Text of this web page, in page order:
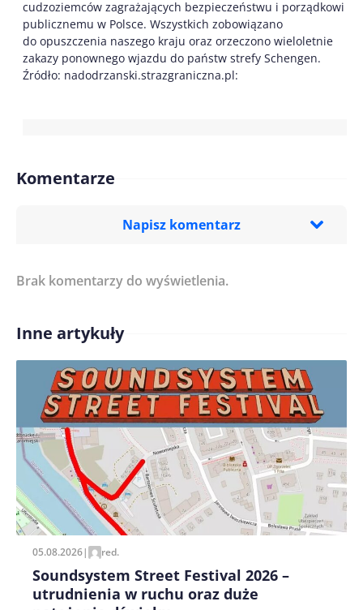
cudzoziemców zagrażających bezpieczeństwu i porządkowi
publicznemu w Polsce. Wszystkich zobowiązano
do opuszczenia naszego kraju oraz orzeczono wieloletnie
zakazy ponownego wjazdu do państw strefy Schengen.
Źródło: nadodrzanski.strazgraniczna.pl:
Komentarze
Napisz komentarz
Treść komentarza*
Imię/ Nick*
Zapamiętaj moje dane w tej przeglądarce podczas
pisania kolejnych komentarzy.
Brak komentarzy do wyświetlenia.
Inne artykuły
05.08.2026| red.
Soundsystem Street Festival 2026 –
utrudnienia w ruchu oraz duże